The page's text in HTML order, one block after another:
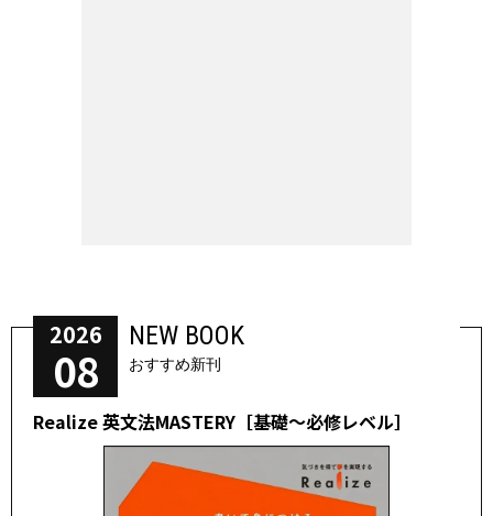
2026
08
NEW BOOK
おすすめ新刊
Realize 英文法MASTERY［基礎～必修レベル］